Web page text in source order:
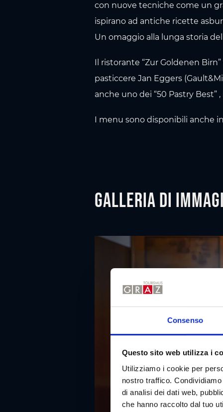
Consenso
Questo sito web utilizza i
Utilizziamo i cookie per
nostro traffico.
di analisi dei dati web,
che hanno raccolto dal tuo
con nuove tecniche come un
ispirano ad antiche ricette
Un omaggio alla lunga storia
Il ristorante “Zur Goldenen
pasticcere Jan Eggers
anche uno dei “50 Pastry Best”
I menu sono disponibili anche
Galleria di